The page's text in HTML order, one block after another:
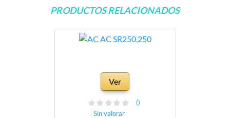
PRODUCTOS RELACIONADOS
Ver
Sin valorar
()